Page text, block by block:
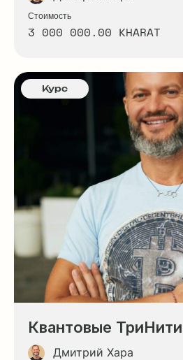
Стоимость
3 000 000.00 KHARAT
Курс
Квантовые ТриНити
Дмитрий Хара